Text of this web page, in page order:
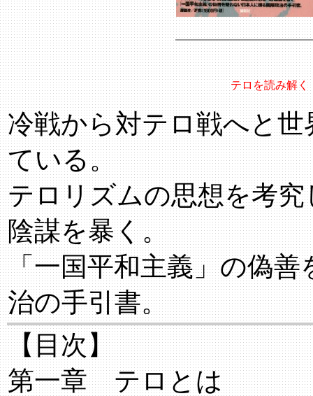
テロを読み解く
冷戦から対テロ戦へと
ている。
テロリズムの思想を考
陰謀を暴く。
「一国平和主義」の偽
治の手引書。
【目次】
第一章 テロとは